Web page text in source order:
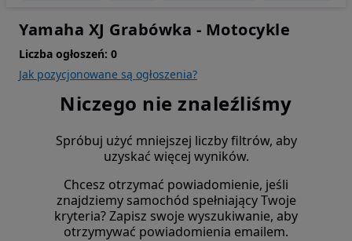
Yamaha XJ Grabówka - Motocykle
Liczba ogłoszeń: 0
Jak pozycjonowane są ogłoszenia?
Niczego nie znaleźliśmy
Spróbuj użyć mniejszej liczby filtrów, aby
uzyskać więcej wyników.
Chcesz otrzymać powiadomienie, jeśli
znajdziemy samochód spełniający Twoje
kryteria? Zapisz swoje wyszukiwanie, aby
otrzymywać powiadomienia emailem.